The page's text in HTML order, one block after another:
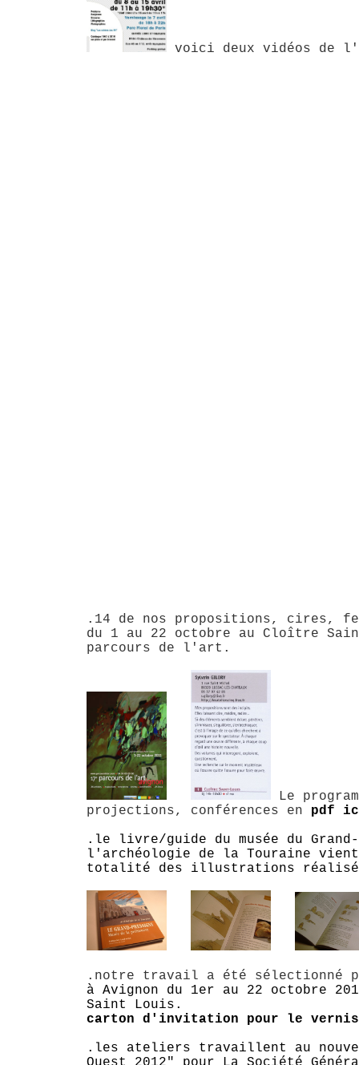
voici deux vidéos de
.14 de nos propositions, cires,
du 1 au 22 octobre au Cloître
parcours de l'art.
Le
projections, conférences en pdf
.le livre/guide du musée du
l'archéologie de la Touraine
totalité des illustrations
.notre travail a été sélectionné
à Avignon du 1er au 22 octobre
Saint Louis.
carton d'invitation pour le
.les ateliers travaillent au